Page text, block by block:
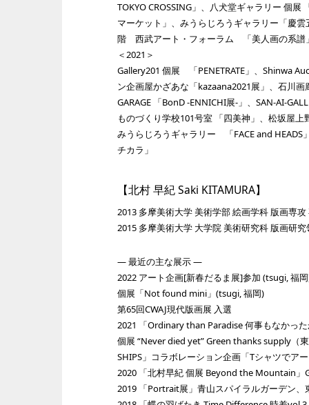
TOKYO CROSSING」、八犬堂ギャラリー 個
マーケット」、みうらじろうギャラリー「慶
階 西武アート・フォーラム 「美人画の系譜
＜2021＞​
Gallery201 個展 「PENETRATE」、Shinwa
ン企画屋かざあな「kazaana2021展」、石川
GARAGE 「BonD -ENNICHI展-」、SAN-AI-
ものづくり学校101号室 「四美神」、松坂屋
みうらじろうギャラリー 「FACE and
チカラ」
【北村 早紀 Saki KITAMURA】
2013 多摩美術大学 美術学部 絵画学科 版画専攻
2015 多摩美術大学 大学院 美術研究科 版画研
— 最近の主な展示 —
2022 アート企画[新春だるま展]参加 (tsugi, 福
個展「Not found mini」(tsugi, 福岡)
第65回CWAJ現代版画展 ⼊選
2021 「Ordinary than Paradise 何事もなかっ
個展 “Never died yet” Green thanks supply（
SHIPS」コラボレーション企画「Tシャツでア
2020 「北村早紀 個展 Beyond the Mountain
2019 「Portrait展」⻘山スパイラルガーデン、